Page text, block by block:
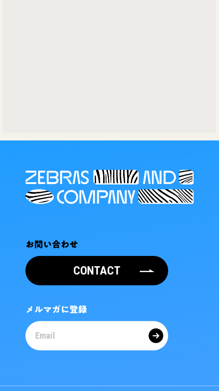
お問い合わせ
CONTACT
メルマガに登録